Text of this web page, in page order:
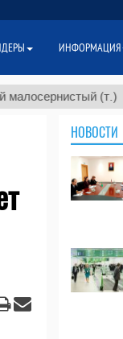
(т.) $300
НОВОСТИ
ИНФОРМАЦИЯ